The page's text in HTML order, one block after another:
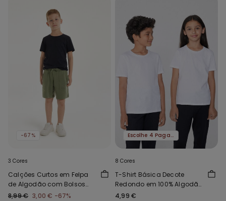
-67%
3 Cores
Calções Curtos em Felpa
de Algodão com Bolsos
Menino
8,99 € 3,00 € -67%
Escolhe 4 Paga 3
8 Cores
T-Shirt Básica Decote
Redondo em 100% Algodão
Criança Unissexo
4,99 €